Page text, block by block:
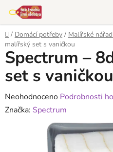
obsah
Domů
/ Domácí potřeby / Malířské
malířský set s vaničkou
Spectrum –
set s vaničkou
Průměrné
hodnocení
Neohodnoceno Podrobnosti
Značka: Spectrum